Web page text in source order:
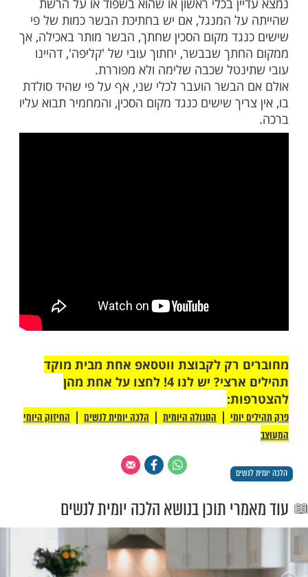
נקיה שבטעות חתכו בה בשר קר, הבשר
אך את הסכין ישטוף וישפשף היטב בחומרי
נקיה שבטעות חתכו בה בשר חם שהיד